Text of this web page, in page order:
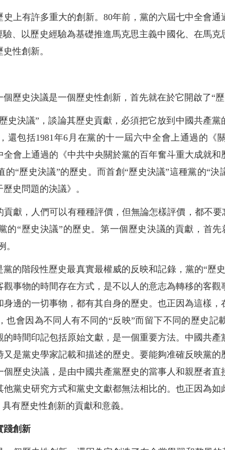
上有許多重大的創新。80年前，黨的六屆七中全會
、以歷史經驗為基礎推進馬克思主義中國化、在馬
性創新。
歷史決議是一個歷史性創新，首先就在於它開啟了“
史決議”，談論其歷史貢獻，必須把它放到中國共產
還包括1981年6月在黨的十一屆六中全會上通過的《
全會上通過的《中共中央關於黨的百年奮斗重大成就
“歷史決議”的歷史。而首創“歷史決議”這種黨的“決
史問題的決議》。
獻，人們可以有種種評價，但無論怎樣評價，都不
的“歷史決議”的歷史。第一個歷史決議的貢獻，首
。
的階段性歷史最真實最權威的反映和記錄，黨的“歷
事物的時間存在方式，是不以人的意志為轉移的客
邊的一切事物，都有其自身的歷史。也正因為這樣
也會因為不同人有不同的“反映”而留下不同的歷史記
時間印記包括原始文獻，是一個重要方法。中國共
是黨史學家記載和描述的歷史。要能夠准確反映黨
歷史決議，是由中國共產黨歷史的當事人和親歷者
黨史研究方式和黨史文獻都無法相比的。也正因為
有歷史性創新的貢獻和意義。
踐創新